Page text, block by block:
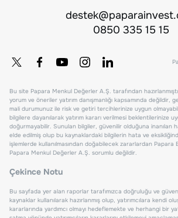
0850 335 15 15
Bu site Papara Menkul Değerler A.Ş. tarafından
yorum ve öneriler yatırım danışmanlığı kapsamında
mali durumunuz ile risk ve getiri tercihlerinize uygun
bilgilere dayanılarak yatırım kararı verilmesi beklentilerinize
doğurmayabilir. Sunulan bilgiler, güvenilir olduğuna inanılan
elde edilmiş olup bu kaynaklardaki bilgilerin hata ve
işlemlerde kullanılmasından doğabilecek zararlardan Papara
Papara Menkul Değerler A.Ş. sorumlu değildir.
Çekince Notu
Bu sayfada yer alan raporlar tarafımızca doğruluğu ve
kaynaklar kullanılarak hazırlanmış olup, yatırımcılara kendi
kararlarında yardımcı olmayı hedeflemekte ve herhangi bir